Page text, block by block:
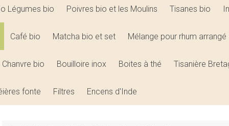
Légumes bio Poivres bio et les Moulins Tisanes bio
Café bio Matcha bio et set Mélange pour rhum arrangé
Chanvre bio Bouilloire inox Boites à thé Tisanière
fonte Filtres Encens d'Inde